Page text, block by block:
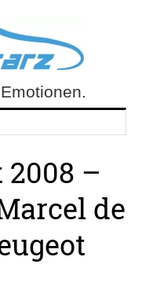
2008 –
de